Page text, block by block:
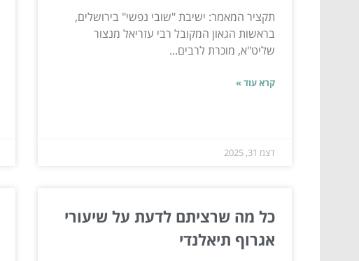
תקציר המאמר: ישיבת "שובי נפשי" בירושלים,
בראשות הגאון המקובל רבי עזריאל מנצור
שליט"א, מוכרת לרבים...
קרא עוד »
דצמ 31, 2025
כל מה שרציתם לדעת על שיעורי
אגרוף תיאלנדי